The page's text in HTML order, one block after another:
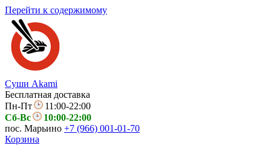
Перейти к содержимому
Суши Akami
Бесплатная доставка
Пн-Пт
11:00-22:00
Сб-Вс
10:00-22:00
пос. Марьино +7 (966) 001-01-70
Корзина